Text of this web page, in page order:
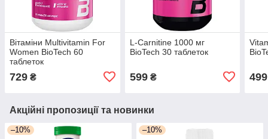
Вітаміни Multivitamin For
Women BioTech 60
таблеток
729 ₴
L-Carnitine 1000 мг
BioTech 30 таблеток
599₴ 499
Акційні пропозиції та новинки
–10% –10%